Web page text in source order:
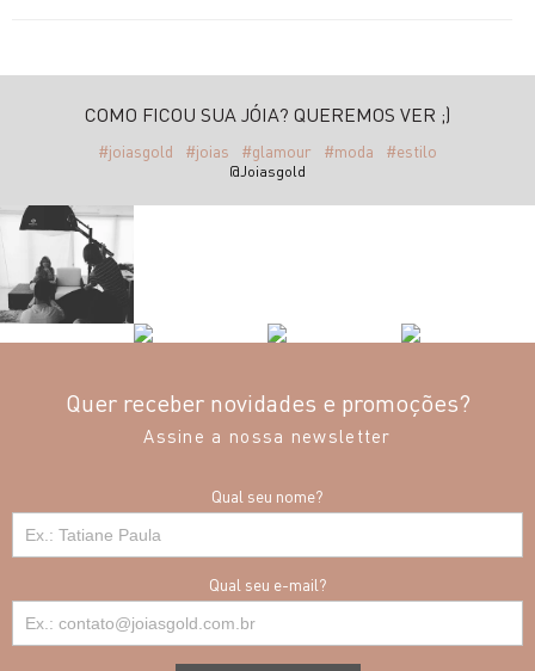
COMO FICOU SUA JÓIA? QUEREMOS VER ;)
#joiasgold #joias #glamour #moda #estilo
@Joiasgold
Quer receber novidades e promoções?
Assine a nossa newsletter
Qual seu nome?
Qual seu e-mail?